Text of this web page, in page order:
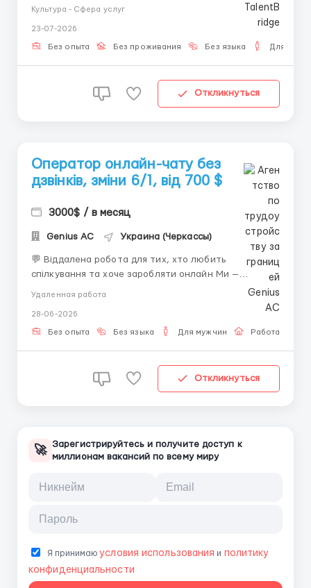
Зарплата вчасно + бонуси; • Можливість кар'єрного
зростання. 🔳 Вимоги: &...
Культура - Сфера услуг
23-07-2026
Без опыта Без проживания Без языка Для
Откликнуться
Оператор онлайн-чату без
дзвінків, зміни 6/1, від 700 $
3000$ / в месяц
Genius AС Украина (Черкассы)
💬 Віддалена робота для тих, хто любить
спілкування та хоче заробляти онлайн Ми —
команда, яка активно розвивається, і зараз шукаємо
операторів текстового чату для роботи з іноземною
аудиторією. 📌 Формат роботи: • Текстове
спілкування англійською мовою; • Переписка
Удаленная работа
28-06-2026
Без опыта Без языка Для мужчин Работа
Откликнуться
🚀 Зарегистрируйтесь и получите доступ к
миллионам вакансий по всему миру
Я принимаюусловия использования и политику
конфиденциальности